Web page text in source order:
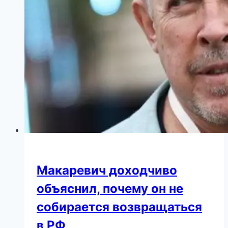
нее
Макаревич доходчиво
объяснил, почему он не
собирается возвращаться